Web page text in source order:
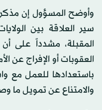
وأوضح المسؤول إن
سير العلاقة بين
المقبلة، مشدداً على
العقوبات أو الإفراج عن
باستعدادها للعمل مع
والامتناع عن تمويل ما